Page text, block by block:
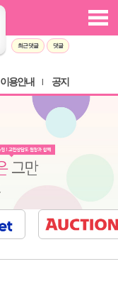
최근 댓글 댓글
이용안내 공지